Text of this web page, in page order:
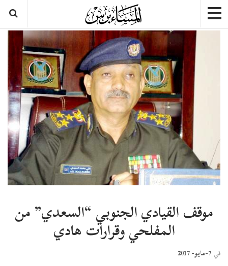
موقف القيادي الجنوبي “السعدي” من
المفلحي وقرارات هادي
في 7-مايو- 2017